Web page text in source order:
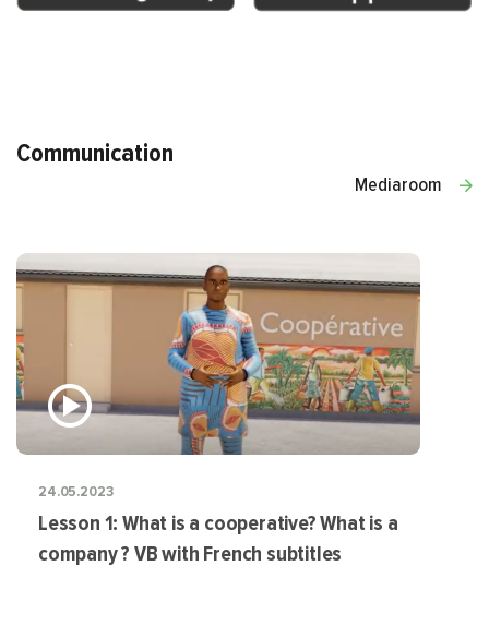
Communication
Mediaroom
24.05.2023
Lesson 1: What is a cooperative? What is a
company ? VB with French subtitles